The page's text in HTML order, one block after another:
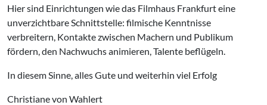
Hier sind Einrichtungen wie das Filmhaus Frankfurt eine
unverzichtbare Schnittstelle: filmische Kenntnisse
verbreitern, Kontakte zwischen Machern und Publikum
fördern, den Nachwuchs animieren, Talente beflügeln.
In diesem Sinne, alles Gute und weiterhin viel Erfolg
Christiane von Wahlert